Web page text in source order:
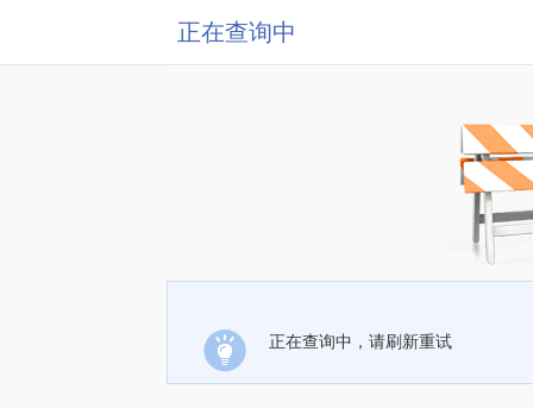
正在查询中
正在查询中，请刷新重试